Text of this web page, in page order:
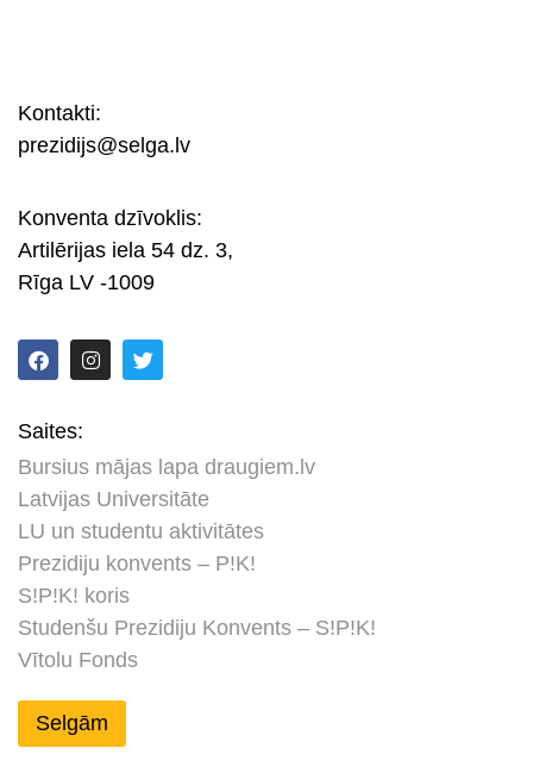
Kontakti:
prezidijs@selga.lv
Konventa dzīvoklis:
Artilērijas iela 54 dz. 3,
Rīga LV -1009
Saites:
Bursius mājas lapa draugiem.lv
Latvijas Universitāte
LU un studentu aktivitātes
Prezidiju konvents – P!K!
S!P!K! koris
Studenšu Prezidiju Konvents – S!P!K!
Vītolu Fonds
Selgām